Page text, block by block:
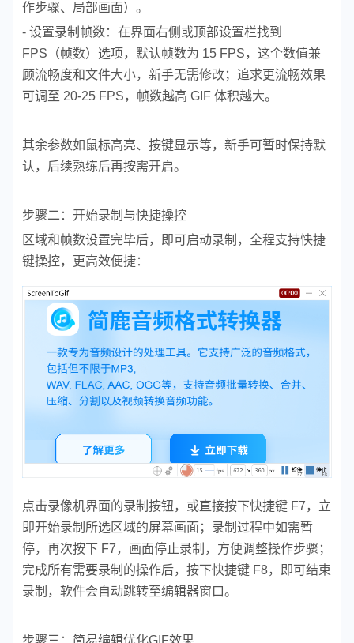
作步骤、局部画面）。
- 设置录制帧数：在界面右侧或顶部设置栏找到
FPS（帧数）选项，默认帧数为 15 FPS，这个数值兼
顾流畅度和文件大小，新手无需修改；追求更流畅效果
可调至 20-25 FPS，帧数越高 GIF 体积越大。
其余参数如鼠标高亮、按键显示等，新手可暂时保持默
认，后续熟练后再按需开启。
步骤二：开始录制与快捷操控
区域和帧数设置完毕后，即可启动录制，全程支持快捷
键操控，更高效便捷：
点击录像机界面的录制按钮，或直接按下快捷键 F7，立
即开始录制所选区域的屏幕画面； 录制过程中如需暂
停，再次按下 F7，画面停止录制，方便调整操作步骤；
完成所有需要录制的操作后，按下快捷键 F8，即可结束
录制，软件会自动跳转至编辑器窗口。
步骤三：简易编辑优化GIF效果